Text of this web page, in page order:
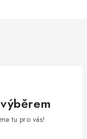
tu pro vás!